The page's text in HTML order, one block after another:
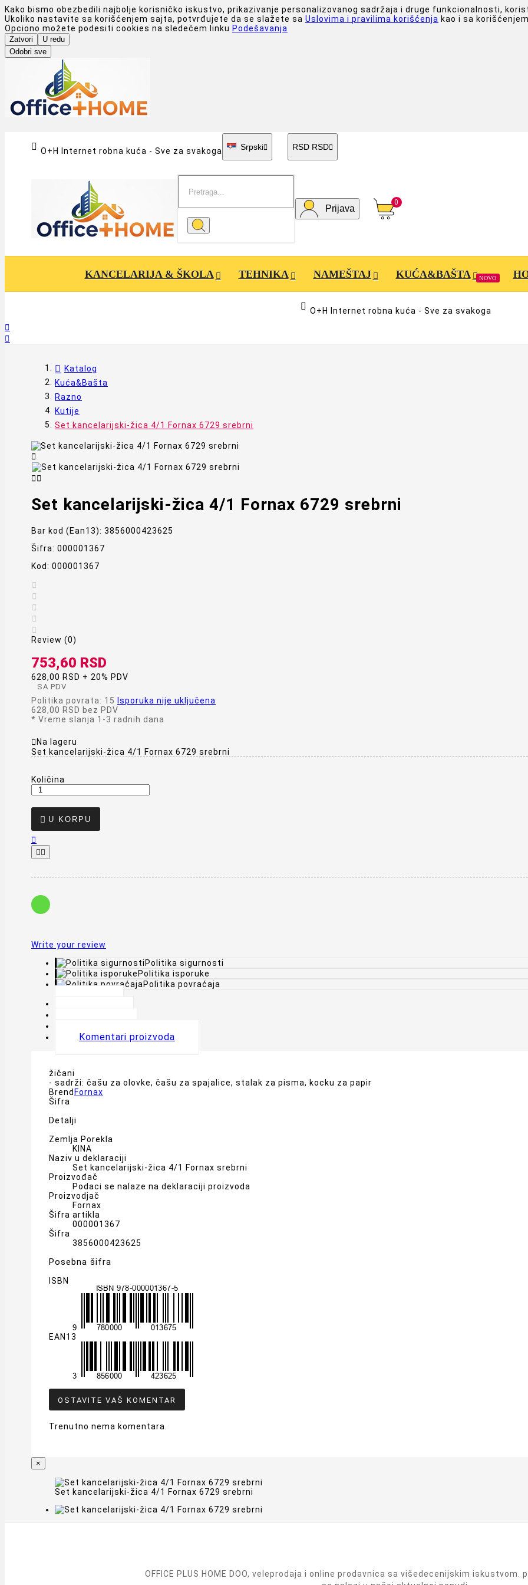
Kako bismo obezbedili najbolje korisničko iskustvo, prikazivanje personalizovanog sadržaja i druge funkcionalnosti,
Ukoliko nastavite sa korišćenjem sajta, potvrđujete da se slažete sa Uslovima i pravilima korišćenja kao i sa
Opciono možete podesiti cookies na sledećem linku Podešavanja
Zatvori
U redu
Odobri sve
 O+H Internet robna kuća - Sve za svakoga Srpski RSD RSD
Prijava
0
KANCELARIJA & ŠKOLA TEHNIKA NAMEŠTAJ KUĆA&BAŠTA NOVO
 O+H Internet robna kuća - Sve za svakoga


Katalog
Kuća&Bašta
Razno
Kutije
Set kancelarijski-žica 4/1 Fornax 6729 srebrni


Set kancelarijski-žica 4/1 Fornax 6729 srebrni
Bar kod (Ean13): 3856000423625
Šifra: 000001367
Kod: 000001367





Review (0)
753,60 RSD
628,00 RSD + 20% PDV
SA PDV
Politika povrata: 15
Isporuka nije uključena
628,00 RSD bez PDV
* Vreme slanja 1-3 radnih dana
 Na lageru
Set kancelarijski-žica 4/1 Fornax 6729 srebrni
Količina
 U KORPU

 
Write your review
Politika sigurnosti
Politika isporuke
Politika povraćaja
Komentari proizvoda
žičani
- sadrži: čašu za olovke, čašu za spajalice, stalak za pisma, kocku za papir
Brend Fornax
Šifra
Detalji
Zemlja Porekla
KINA
Naziv u deklaraciji
Set kancelarijski-žica 4/1 Fornax srebrni
Proizvođač
Podaci se nalaze na deklaraciji proizvoda
Proizvodjač
Fornax
Šifra artikla
000001367
Šifra
3856000423625
Posebna šifra
ISBN
EAN13
OSTAVITE VAŠ KOMENTAR
Trenutno nema komentara.
×
Set kancelarijski-žica 4/1 Fornax 6729 srebrni
OFFICE PLUS HOME DOO, veleprodaja i online prodavnica sa višedecenijskim